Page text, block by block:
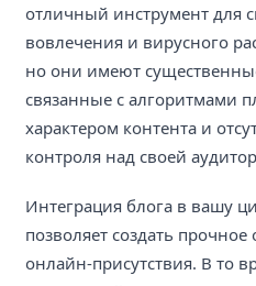
отличный инструмент для
вовлечения и вирусного
но они имеют
связанные с алгоритмами
характером контента и
контроля над своей
Интеграция блога в вашу
позволяет создать
онлайн-присутствия. В то